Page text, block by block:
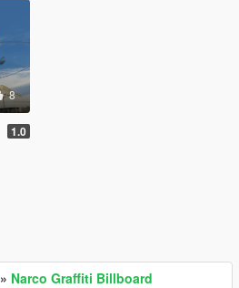
8
1.0
» Narco Graffiti Billboard